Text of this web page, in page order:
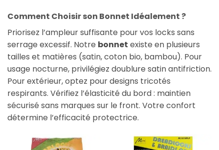
Comment Choisir son Bonnet Idéalement ?
Priorisez l’ampleur suffisante pour vos locks sans
serrage excessif. Notre bonnet existe en plusieurs
tailles et matières (satin, coton bio, bambou). Pour
usage nocturne, privilégiez doublure satin antifriction.
Pour extérieur, optez pour designs tricotés
respirants. Vérifiez l’élasticité du bord : maintien
sécurisé sans marques sur le front. Votre confort
détermine l’efficacité protectrice.